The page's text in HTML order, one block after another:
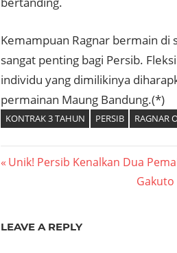
Kemampuan Ragnar bermain
sangat penting bagi Persib.
individu yang dimilikinya
permainan Maung Bandung.(*)
KONTRAK 3 TAHUN PERSIB RAGNAR
Navigasi
Previous
Unik! Persib Kenalkan Dua
Next
Gakuto
LEAVE A REPLY